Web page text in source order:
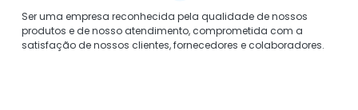
Ser uma empresa reconhecida pela qualidade de nossos
produtos e de nosso atendimento, comprometida com a
satisfação de nossos clientes, fornecedores e colaboradores.